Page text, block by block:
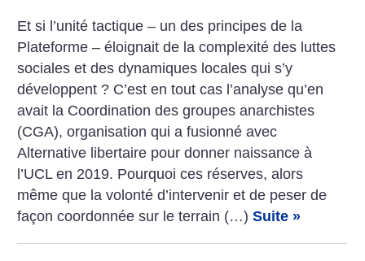
Et si l’unité tactique – un des principes de la
Plateforme – éloignait de la complexité des luttes
sociales et des dynamiques locales qui s’y
développent ? C’est en tout cas l’analyse qu’en
avait la Coordination des groupes anarchistes
(CGA), organisation qui a fusionné avec
Alternative libertaire pour donner naissance à
l’UCL en 2019. Pourquoi ces réserves, alors
même que la volonté d’intervenir et de peser de
façon coordonnée sur le terrain (…)Suite »